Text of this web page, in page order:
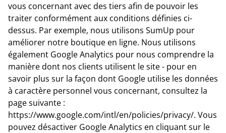
vous concernant avec des tiers afin de pouvoir les
traiter conformément aux conditions définies ci-
dessus. Par exemple, nous utilisons SumUp pour
améliorer notre boutique en ligne. Nous utilisons
également Google Analytics pour nous comprendre la
manière dont nos clients utilisent le site - pour en
savoir plus sur la façon dont Google utilise les données
à caractère personnel vous concernant, consultez la
page suivante :
https://www.google.com/intl/en/policies/privacy/. Vous
pouvez désactiver Google Analytics en cliquant sur le